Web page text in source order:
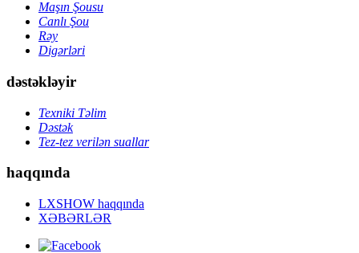
Maşın Şousu
Canlı Şou
Rəy
Digərləri
dəstəkləyir
Texniki Təlim
Dəstək
Tez-tez verilən suallar
haqqında
LXSHOW haqqında
XƏBƏRLƏR